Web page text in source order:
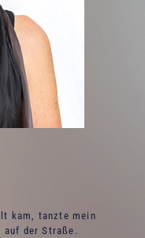
kam, tanzte mein
auf der Straße.